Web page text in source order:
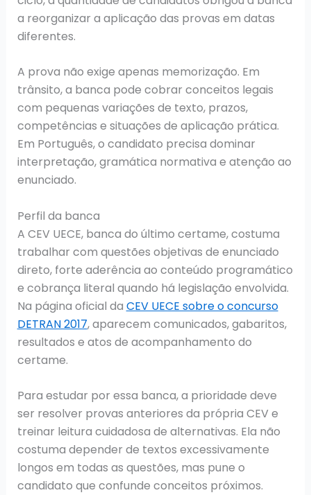
a reorganizar a aplicação das provas em datas
diferentes.
A prova não exige apenas memorização. Em
trânsito, a banca pode cobrar conceitos legais
com pequenas variações de texto, prazos,
competências e situações de aplicação prática.
Em Português, o candidato precisa dominar
interpretação, gramática normativa e atenção ao
enunciado.
Perfil da banca
A CEV UECE, banca do último certame, costuma
trabalhar com questões objetivas de enunciado
direto, forte aderência ao conteúdo programático
e cobrança literal quando há legislação envolvida.
Na página oficial da CEV UECE sobre o concurso
DETRAN 2017, aparecem comunicados, gabaritos,
resultados e atos de acompanhamento do
certame.
Para estudar por essa banca, a prioridade deve
ser resolver provas anteriores da própria CEV e
treinar leitura cuidadosa de alternativas. Ela não
costuma depender de textos excessivamente
longos em todas as questões, mas pune o
candidato que confunde conceitos próximos.